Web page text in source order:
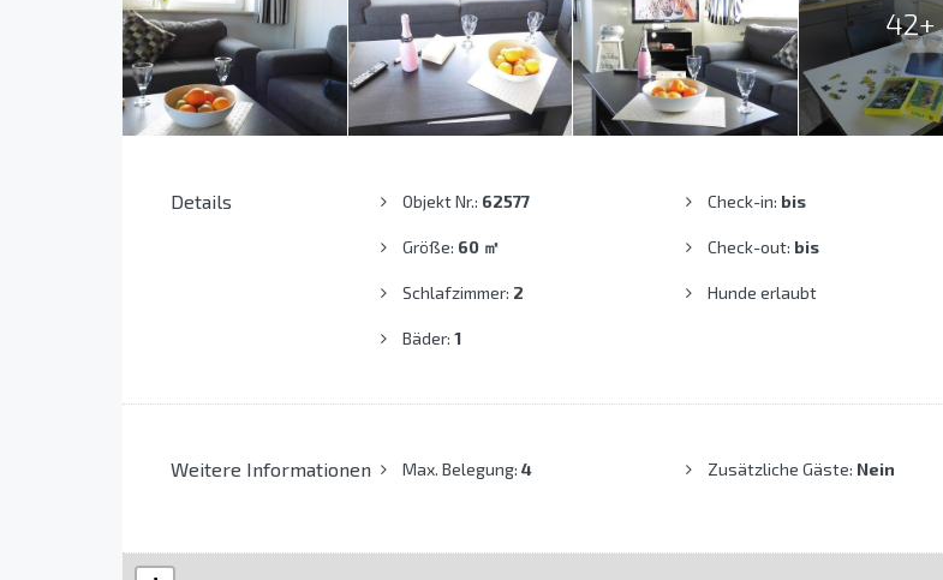
42+
Details Objekt Nr.: 62577
Größe: 60 ㎡
Schlafzimmer: 2
Bäder: 1
Check-in: bis
Check-out: bis
Hunde erlaubt
Weitere Informationen Max. Belegung: 4 Zusätzliche Gäste: Nein